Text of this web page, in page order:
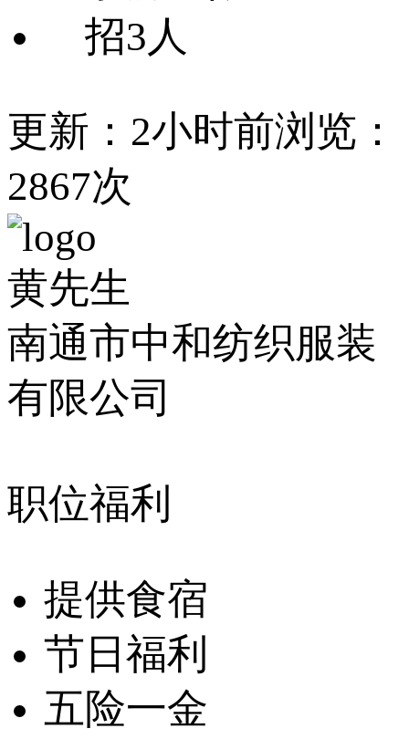
招3人
更新：2小时前浏览：
2867次
黄先生
南通市中和纺织服装
有限公司
职位福利
提供食宿
节日福利
五险一金